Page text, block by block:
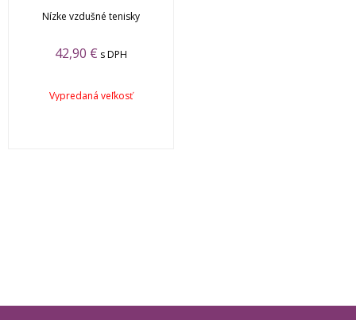
Nízke vzdušné tenisky
42,90 € s DPH
Vypredaná veľkosť